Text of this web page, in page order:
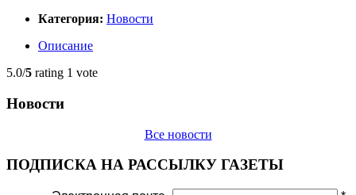
Категория: Новости
Описание
5.0/5 rating 1 vote
Новости
Все новости
ПОДПИСКА НА РАССЫЛКУ ГАЗЕТЫ